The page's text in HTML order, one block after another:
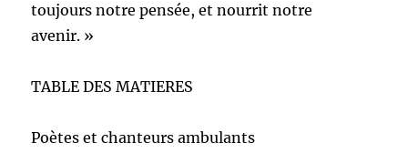
toujours notre pensée, et nourrit notre
avenir. »
TABLE DES MATIERES
Poètes et chanteurs ambulants